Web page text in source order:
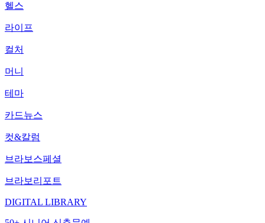
헬스
라이프
컬처
머니
테마
카드뉴스
컷&칼럼
브라보스페셜
브라보리포트
DIGITAL LIBRARY